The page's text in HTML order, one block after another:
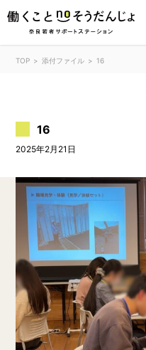
TOP 添付ファイル 16
16
2025年2月21日